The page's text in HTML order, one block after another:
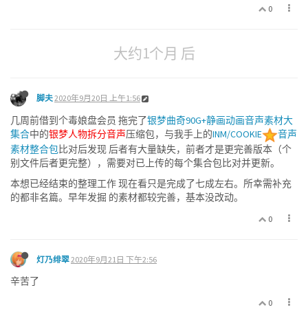
0
大约1个月 后
脚夫2020年9月20日 上午1:56
几周前借到个毒娘盘会员 拖完了银梦曲奇90G+静画动画音声素材大
集合中的银梦人物拆分音声压缩包，与我手上的INM/COOKIE
音声
素材整合包比对后发现 后者有大量缺失，前者才是更完善版本（个
别文件后者更完整），需要对已上传的每个集合包比对并更新。
本想已经结束的整理工作 现在看只是完成了七成左右。所幸需补充
的都非名篇。早年发掘 的素材都较完善，基本没改动。
0
灯乃绯翠2020年9月21日 下午2:56
辛苦了
0